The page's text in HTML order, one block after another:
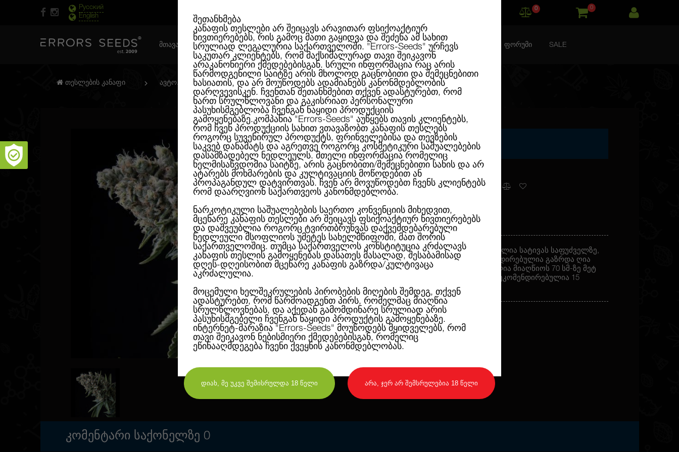
Русский
English
0 0
ᲛᲗᲐᲕᲐᲠᲘ ᲒᲕᲔᲠᲓᲘ ABOUT US CATEGORIES ᲑᲠᲔᲜᲓᲔᲑᲘ ᲑᲚᲝᲒᲘ ᲙᲝᲜᲢᲐᲥᲢᲘ ᲤᲝᲠᲣᲛᲘ SALE
შეთანხმება
კანაფის თესლები არ შეიცავს არავითარ ფსიქოაქტიურ
ნივთიერებებს, რის გამოც მათი გაყიდვა და შეძენა ამ სახით
სრულიად ლეგალურია საქართველოში. "Errors-Seeds" ურჩევს
საკუთარ კლიენტებს, რომ მაქსიმალურად თავი შეიკავონ
არაკანონიერი ქმედებებისგან. სრული ინფორმაცია რაც არის
წარმოდგენილი საიტზე არის მხოლოდ გაცნობითი და შემეცნებითი
ხასიათის, და არ მოუწოდებს ადამიანებს კანონმდებლობის
დარღვევისკენ. ჩვენთან შეთანხმებით თქვენ ადასტურებთ, რომ
ხართ სრულწლოვანი და გაკისრიათ პერსონალური
პასუხისმგებლობა ჩვენგან ნაყიდი პროდუქციის
გამოყენებაზე.კომპანია "Errors-Seeds" აუწყებს თავის კლიენტებს,
რომ ჩვენ პროდუქციის სახით ვთავაზობთ კანაფის თესლებს
როგორც სუვენირულ პროდუქტს, ფრინველებისა და თევზების
საკვებ დანამატს და აგრეთვე როგორც კოსმეტიკური საშუალებების
დასამზადებელ ნედლეულს. მთელი ინფორმაცია რომელიც
ხელმისაწვდომია საიტზე, არის გაცნობითი/შემეცნებითი სახის და არ
ატარებს მოხმარების და კულტივაციის მოწოდებით ან
პროპაგანდულ დატვირთვას. ჩვენ არ მოვუწოდებთ ჩვენს კლიენტებს
რომ დაარღვიონ საქართვეოს კანონმდებლობა.
ნარკოტიკული საშუალებების საერთო კონვენციის მიხედვით,
მცენარე კანაფის თესლები არ შეიცავს ფსიქოაქტიურ ნივთიერებებს
და დაშვეუბლია როგორც ტვირთბრუნვას დაქვემდებარებული
ნედლეული მსოფლიოს უმეტეს სახელმწიფოში, მათ შორის
საქართველოშიც. თუმცა საქართველოს კონსტიტუცია კრძალავს
კანაფის თესლის გამოყენებას დასათეს მასალად, შესაბამისად
დღეს-დღეისობით მცენარე კანაფის გაზრდა/კულტივაცა
აკრძალულია.
მოცემული ხელშეკრულების პირობების მიღების შემდეგ, თქვენ
ადასტურებთ, რომ წარმოადგენთ პირს, რომელმაც მიაღწია
სრულწლოვნებას, და აქედან გამომდინარე სრულიად არის
პასუხისმგებელი ჩვენგან ნაყიდი პროდუქტის გამოყენებაზე.
ინტერნეტ-მარაზია "Errors-Seeds" მოუწოდებს მყიდველებს, რომ
თავი შეიკავონ ნებისმიერი ქმედებებისგან, რომელიც
ეწინააღმდეგება ჩვენი ქვეყნის კანონმდებლობას.
დიახ, მე უკვე შემისრულდა 18 წელი არა, ჯერ არ შემსრულებია 18 წელი
თესლების კანაფი ავტო. ფემინიზირებული Auto Nefertiti Feminised
AUTO NEFERTITI FEMINISED
66.00ლ არ გვაქვს
ბრენდი: Pyramid Seeds
ბოლო თაობის ავტოყვავილებადი ჯიში. გამოყვანილია სატივას საფუძველზე,
აქვს საშუალო ზომა და ბოლის არომატი. რეკომენდირებულია გაზრდა ღია
სივრცეში, სადაც ის კარგ შედეგბს მოგცემთ. შეუძლია მიაღწიოს 70 სმ-ზე მეტ
სიმაღლეს. შენობაში მცენარე 1,60მდე იზრდება. რეკომენდირებულია 15
მცენარე კვადრატულ მეტრზე.
გაზიარება სოციალურ ქსელებში:
ᲙᲝᲛᲔᲜᲢᲐᲠᲘ ᲡᲐᲥᲝᲜᲔᲚᲖᲔ 0